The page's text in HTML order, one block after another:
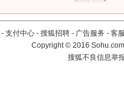
- 支付中心 - 搜狐招聘 - 广告服务 - 客
Copyright©2016
搜狐不良信息举